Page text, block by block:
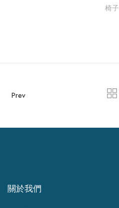
椅子
Prev
關於我們